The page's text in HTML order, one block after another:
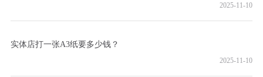
2025-11-10
实体店打一张A3纸要多少钱？
2025-11-10